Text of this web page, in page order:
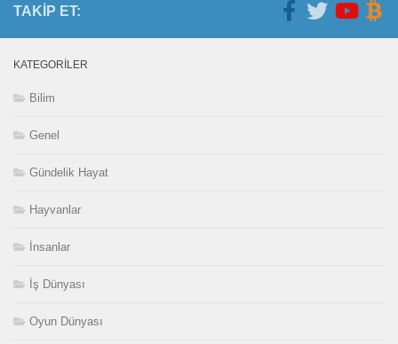
TAKIP ET:
KATEGORILER
Bilim
Genel
Gündelik Hayat
Hayvanlar
İnsanlar
İş Dünyası
Oyun Dünyası